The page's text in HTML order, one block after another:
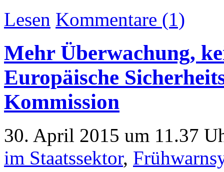
Lesen Kommentare (1)
Mehr Überwachung,
Europäische
Kommission
30. April 2015 um 11.37
im Staatssektor,